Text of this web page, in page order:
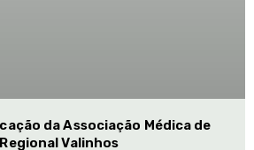
da Associação Médica de
Valinhos